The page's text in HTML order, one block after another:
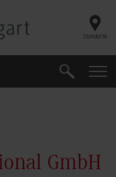
Standorte
Suche
GmbH